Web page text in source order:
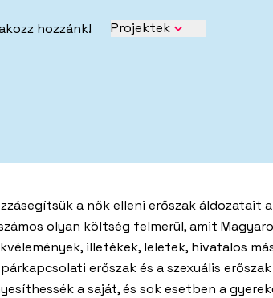
ben, online
Kutatásaink
kiadványaink
Itt találod a
kutatásainkat
hozzánk! Projektek
a nők elleni erőszak áldozatait
olyan költség felmerül, amit
illetékek, leletek, hivatalos
erőszak és a szexuális
a saját, és sok esetben a